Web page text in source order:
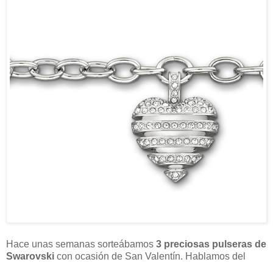
Hace unas semanas sorteábamos 3 preciosas pulseras de
Swarovski con ocasión de San Valentín. Hablamos del